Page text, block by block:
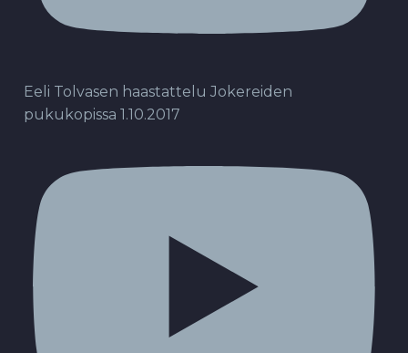
Eeli Tolvasen haastattelu Jokereiden
pukukopissa 1.10.2017